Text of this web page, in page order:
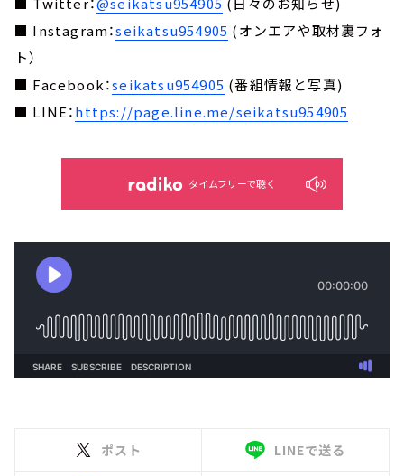
■ Instagram：seikatsu954905 (オンエアや取材裏フォ
ト）
■ Facebook：seikatsu954905 (番組情報と写真)
■ LINE：https://page.line.me/seikatsu954905
タイムフリーで聴く
ポスト LINEで送る